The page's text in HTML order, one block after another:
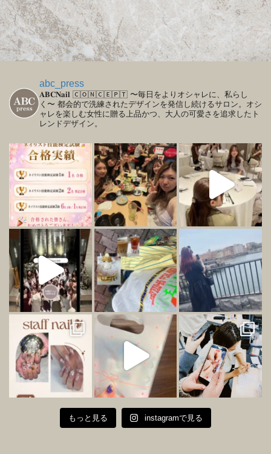
abc_press
𝐀𝐁𝐂𝐍𝐚𝐢𝐥 🄲🄾🄽🄲🄴🄿🅃 〜毎日をよりオシャレに、私らし
く〜 都会的で洗練されたデザインを発信し続けるサロン。オシ
ャレを楽しむ女性に贈る上品かつ、大人の可愛さを追求したト
レンドデザイン。
もっと見る instagramで見る